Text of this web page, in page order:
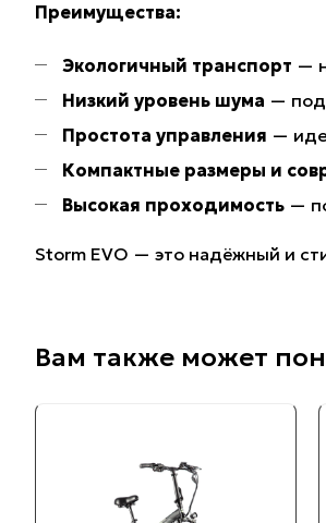
Преимущества:
Экологичный транспорт —
Низкий уровень шума —
Простота управления —
Компактные размеры и
Высокая проходимость —
Storm EVO — это надёжный и
Вам также может